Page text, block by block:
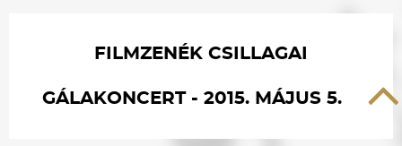
FILMZENÉK CSILLAGAI
GÁLAKONCERT - 2015. MÁJUS 5.